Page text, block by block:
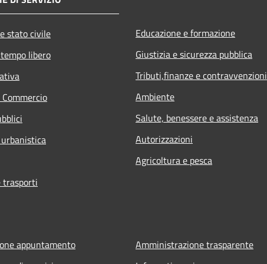
stato civile
libero
trasporti
Educazione e formazione
Giustizia e sicurezza pubblica
Tributi,finanze e contravvenzioni
Ambiente
Salute, benessere e assistenza
Autorizzazioni
Agricoltura e pesca
appuntamento
Amministrazione trasparente